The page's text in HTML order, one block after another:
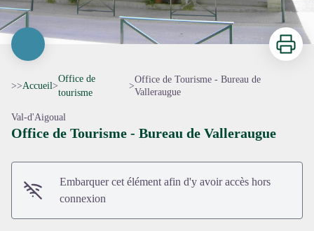
Imprimer
>>Accueil>
Office de
tourisme
>
Office de Tourisme - Bureau de
Valleraugue
Val-d'Aigoual
Office de Tourisme - Bureau de Valleraugue
Embarquer cet élément afin d'y avoir accès hors
connexion